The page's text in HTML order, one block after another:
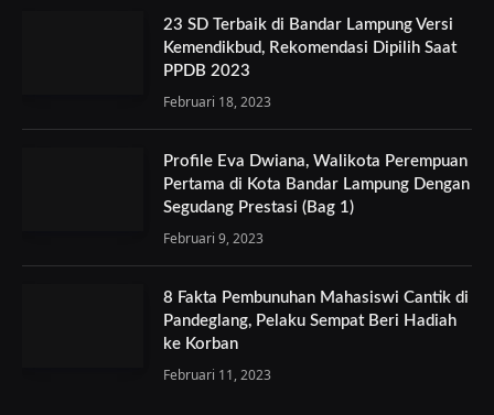
23 SD Terbaik di Bandar Lampung Versi
Kemendikbud, Rekomendasi Dipilih Saat
PPDB 2023
Februari 18, 2023
Profile Eva Dwiana, Walikota Perempuan
Pertama di Kota Bandar Lampung Dengan
Segudang Prestasi (Bag 1)
Februari 9, 2023
8 Fakta Pembunuhan Mahasiswi Cantik di
Pandeglang, Pelaku Sempat Beri Hadiah
ke Korban
Februari 11, 2023